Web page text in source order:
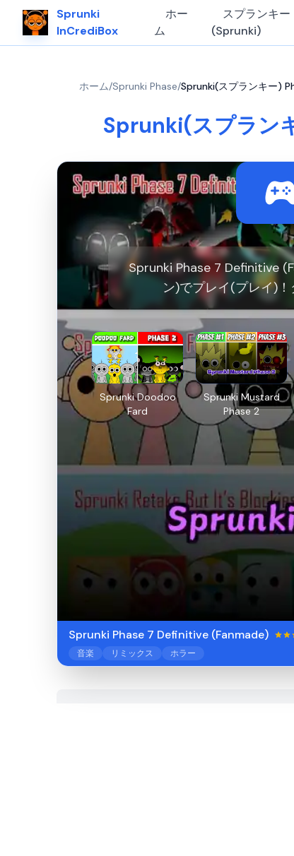
Sprunki
InCrediBox
ホー
ム
スプランキー
(Sprunki)
ホーム/Sprunki Phase/Sprunki(スプランキー)
Sprunki(スプラン
Sprunki Phase 7 Definitive
ン)でプレイ(プレイ)
Sprunki Doodoo
Fard
Sprunki Mustard
Phase 2
Sprunki Phase 7 Definitive (Fanmade)
音楽 リミックス ホラー